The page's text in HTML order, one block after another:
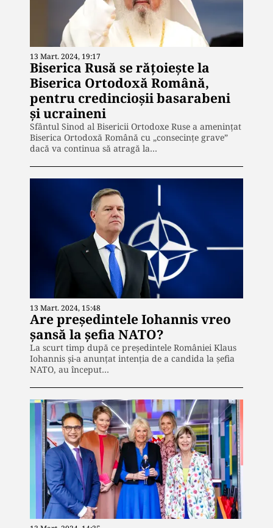
13 Mart. 2024, 19:17
Biserica Rusă se rățoiește la
Biserica Ortodoxă Română,
pentru credincioșii basarabeni
și ucraineni
Sfântul Sinod al Bisericii Ortodoxe Ruse a amenințat
Biserica Ortodoxă Română cu „consecințe grave”
dacă va continua să atragă la…
13 Mart. 2024, 15:48
Are președintele Iohannis vreo
șansă la șefia NATO?
La scurt timp după ce președintele României Klaus
Iohannis și-a anunțat intenția de a candida la șefia
NATO, au început…